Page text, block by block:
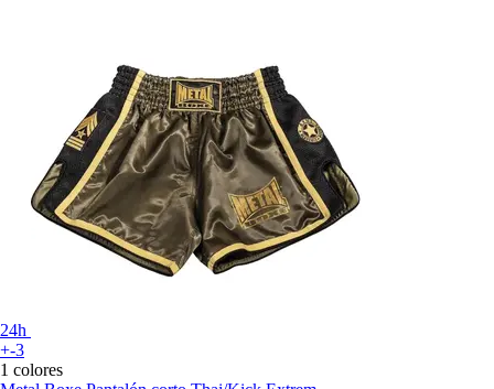
24h
+-3
1 colores